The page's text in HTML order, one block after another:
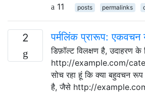
11
posts permalinks
2 पर्मलिंक प्रारूप: एकवचन
डिफ़ॉल्ट विलक्षण है, उदाहरण के
http://example.com/
सोच रहा हूं कि क्या बहुवचन
है, जैसे http://